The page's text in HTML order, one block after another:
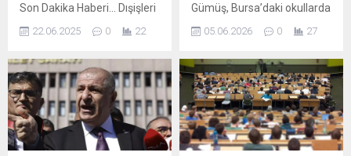
Son Dakika Haberi... Dışişleri
nükleer tesislere yönelik
açıklamada, "Türkiye,
ABD’nin İran İslam
Cumhuriyeti’nin nükleer
tesislerine yönelik
saldırısının muhtemel
sonuçlarından derin endişe
22.06.2025 0 22
Gümüş, Bursa’daki okullarda
Yararına Program (TYP)
personellerinin 12 Haziran
itibarıyla görevlerinin sona
erecek olmasına sert tepki
gösterdi. Eğitim öğretim yılı
tamamlanmadan alınan
kararın okulları ciddi bir
05.06.2026 0 27